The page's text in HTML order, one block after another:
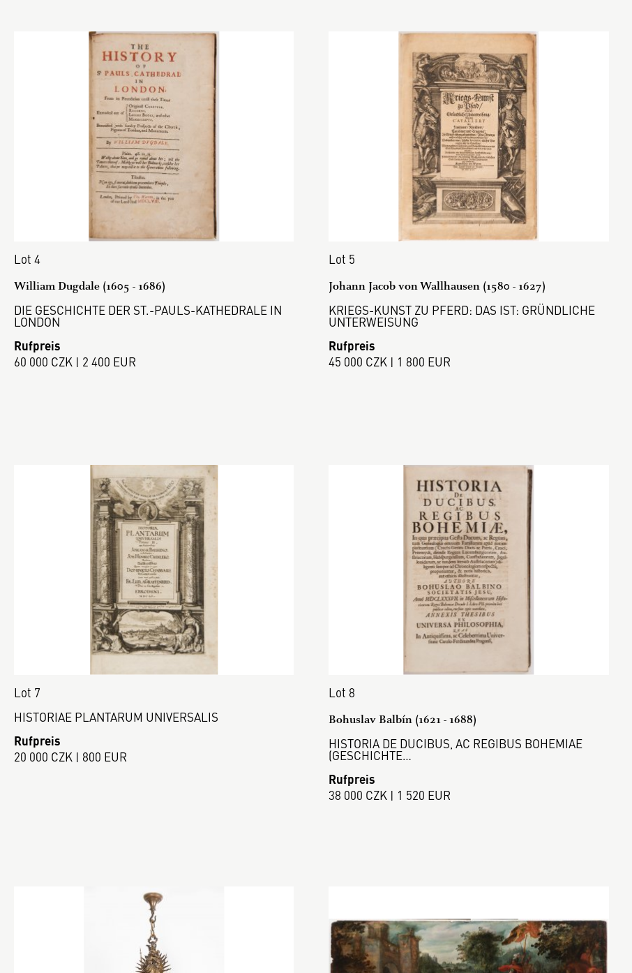
Lot 4
William Dugdale (1605 - 1686)
DIE GESCHICHTE DER ST.-PAULS-KATHEDRALE IN
LONDON
Rufpreis
60 000 CZK | 2 400 EUR
Lot 5
Johann Jacob von Wallhausen (1580 - 1627)
KRIEGS-KUNST ZU PFERD: DAS IST: GRÜNDLICHE
UNTERWEISUNG
Rufpreis
45 000 CZK | 1 800 EUR
Lot 7
HISTORIAE PLANTARUM UNIVERSALIS
Rufpreis
20 000 CZK | 800 EUR
Lot 8
Bohuslav Balbín (1621 - 1688)
HISTORIA DE DUCIBUS, AC REGIBUS BOHEMIAE
(GESCHICHTE…
Rufpreis
38 000 CZK | 1 520 EUR